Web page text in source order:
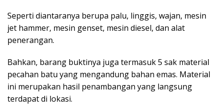
Seperti diantaranya berupa palu, linggis, wajan, mesin
jet hammer, mesin genset, mesin diesel, dan alat
penerangan.
Bahkan, barang buktinya juga termasuk 5 sak material
pecahan batu yang mengandung bahan emas. Material
ini merupakan hasil penambangan yang langsung
terdapat di lokasi.